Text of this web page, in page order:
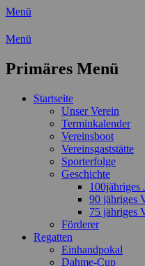
Menü
Wassersport-
Freizeit mit der
Menü
Primäres Menü
Zum
Startseite
Unser Verein
Terminkalender
Vereinsboot
Vereinsgaststätte
Sporterfolge
Geschichte
100jähriges
90 jähriges
75 jähriges
Förderer
Regatten
Einhandpokal
Dahme-Cup